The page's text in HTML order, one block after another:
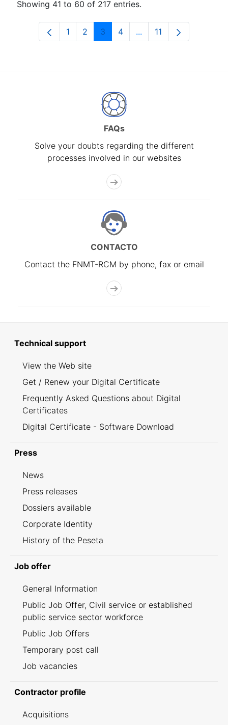
Showing 41 to 60 of 217 entries.
Page
1 Page
2 Page
3 Page
4 ...Intermediate Pages
Page
11
FAQs
Solve your doubts regarding the different
processes involved in our websites
CONTACTO
Contact the FNMT-RCM by phone, fax or email
Technical support
View the Web site
Get / Renew your Digital Certificate
Frequently Asked Questions about Digital
Certificates
Digital Certificate - Software Download
Press
News
Press releases
Dossiers available
Corporate Identity
History of the Peseta
Job offer
General Information
Public Job Offer, Civil service or established
public service sector workforce
Public Job Offers
Temporary post call
Job vacancies
Contractor profile
Acquisitions